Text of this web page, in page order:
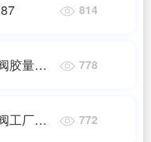
814
胶量混
778
工厂价
772